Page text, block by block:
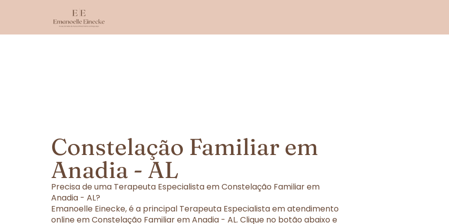
Constelação Familiar em
Anadia - AL
Precisa de uma Terapeuta Especialista em Constelação Familiar em
Anadia - AL?
Emanoelle Einecke, é a principal Terapeuta Especialista em atendimento
online em Constelação Familiar em Anadia - AL. Clique no botão abaixo e